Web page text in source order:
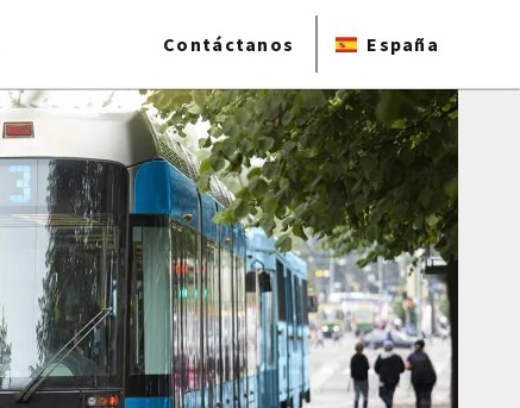
Contáctanos España